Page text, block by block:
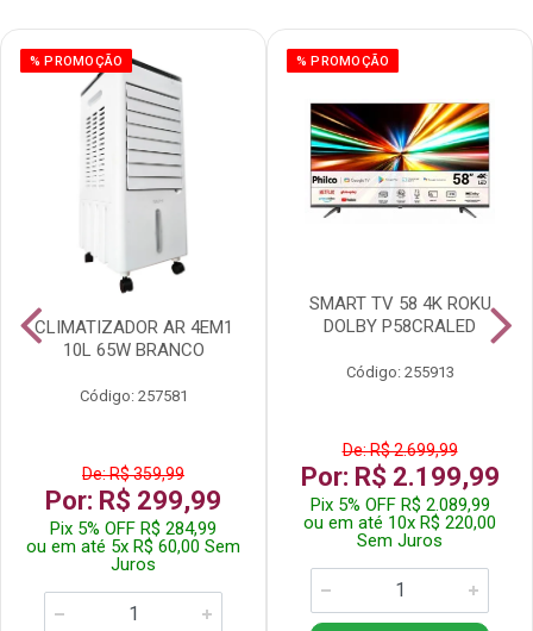
% PROMOÇÃO
CLIMATIZADOR AR 4EM1
10L 65W BRANCO
Código: 257581
De: R$ 359,99
Por: R$ 299,99
Pix 5% OFF R$ 284,99
ou em até 5x R$ 60,00 Sem
Juros
% PROMOÇÃO
SMART TV 58 4K ROKU
DOLBY P58CRALED
Código: 255913
De: R$ 2.699,99
Por: R$ 2.199,99
Pix 5% OFF R$ 2.089,99
ou em até 10x R$ 220,00
Sem Juros